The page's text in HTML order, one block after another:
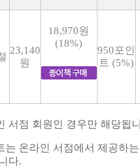
23,140
원
18,970원
(18%)
950포인
트 (5%)
서점 회원인 경우만 해당됩
는 온라인 서점에서 제공하
다.